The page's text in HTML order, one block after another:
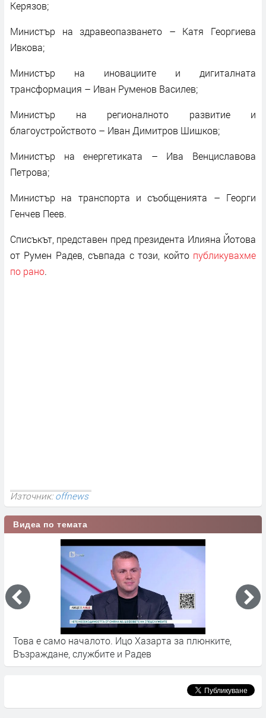
Керязов;
Министър на здравеопазването – Катя Георгиева
Ивкова;
Министър на иновациите и дигиталната
трансформация – Иван Руменов Василев;
Министър на регионалното развитие и
благоустройството – Иван Димитров Шишков;
Министър на енергетиката – Ива Венциславова
Петрова;
Министър на транспорта и съобщенията – Георги
Генчев Пеев.
Списъкът, представен пред президента Илияна Йотова
от Румен Радев, съвпада с този, който публикувахме
по рано.
Източник:offnews
Видеа по темата
Ицо Хазарта за плюнките,
и Радев
Асен Василев: Има